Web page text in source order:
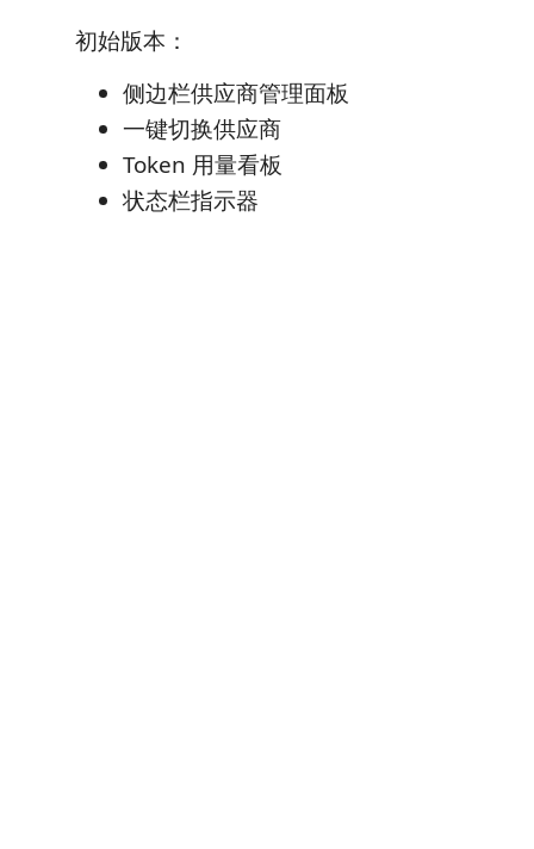
初始版本：
侧边栏供应商管理面板
一键切换供应商
Token 用量看板
状态栏指示器